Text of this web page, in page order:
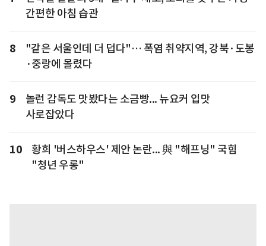
간편한 아침 습관
8
"같은 서울인데 더 덥다"… 폭염 취약지역, 강북·도봉
·중랑에 몰렸다
9
놀런 감독도 맛봤다는 소금빵... 뉴요커 입맛
사로잡았다
10
황희 '버스하우스' 제안 논란... 與 "해프닝" 국힘
"청년 우롱"